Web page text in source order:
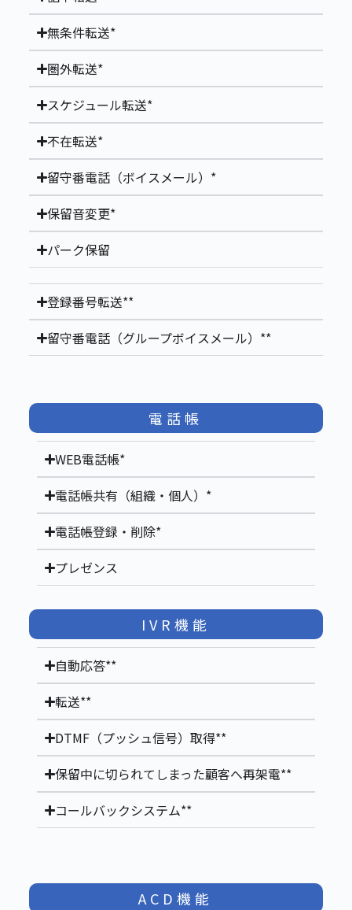
無条件転送*
圏外転送*
スケジュール転送*
不在転送*
留守番電話（ボイスメール）*
保留音変更*
パーク保留
登録番号転送**
留守番電話（グループボイスメール）**
電話帳
WEB電話帳*
電話帳共有（組織・個人）*
電話帳登録・削除*
プレゼンス
IVR機能
自動応答**
転送**
DTMF（プッシュ信号）取得**
保留中に切られてしまった顧客へ再架電**
コールバックシステム**
ACD機能